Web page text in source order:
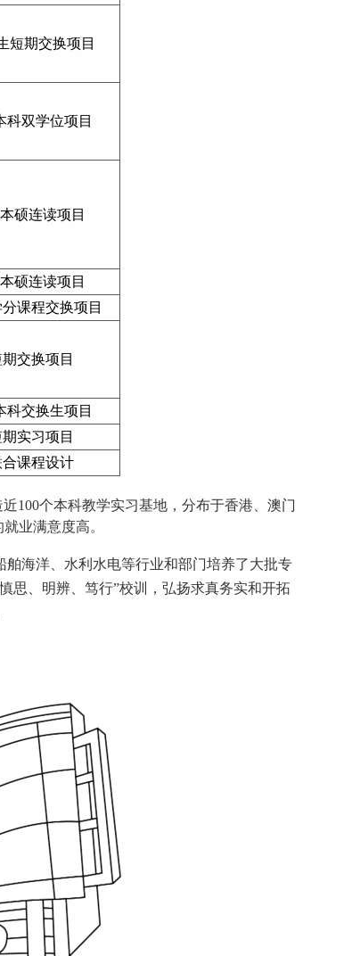
短期交换项目
科双学位项目
硕连读项目
硕连读项目
课程交换项目
交换项目
科交换生项目
实习项目
合课程设计
100个本科教学实习基地，分布于香港、澳门
业满意度高。
海洋、水利水电等行业和部门培养了大批专
思、明辨、笃行”校训，弘扬求真务实和开拓